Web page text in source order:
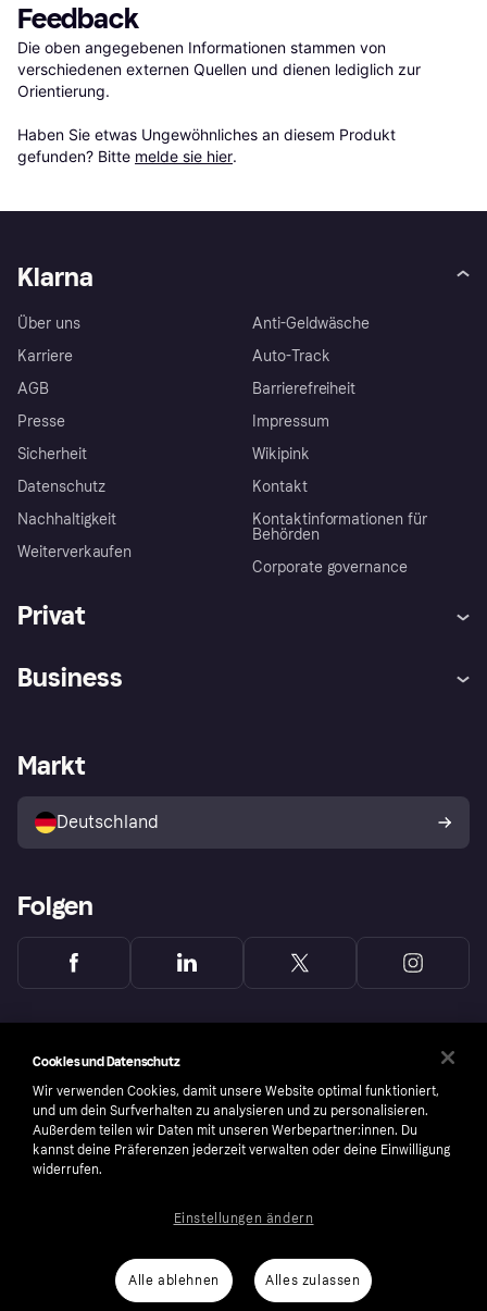
Feedback
Die oben angegebenen Informationen stammen von
verschiedenen externen Quellen und dienen lediglich zur
Orientierung.
Haben Sie etwas Ungewöhnliches an diesem Produkt
gefunden? Bitte melde sie hier.
Klarna
Über uns
Karriere
AGB
Presse
Sicherheit
Datenschutz
Nachhaltigkeit
Weiterverkaufen
Anti-Geldwäsche
Auto-Track
Barrierefreiheit
Impressum
Wikipink
Kontakt
Kontaktinformationen für
Behörden
Corporate governance
Privat
Klarna App
Shops entdecken
Käuferschutzrichtlinie
Dein Widerrufsrecht
Business
Händlerportal
Markt
Deutschland
Folgen
number: 556737-0431
Nutzungsbedingungen CookiesKlarna.com
Cookies und Datenschutz
Wir verwenden Cookies, damit unsere Website optimal funktioniert,
und um dein Surfverhalten zu analysieren und zu personalisieren.
Außerdem teilen wir Daten mit unseren Werbepartner:innen. Du
kannst deine Präferenzen jederzeit verwalten oder deine Einwilligung
widerrufen.
Alle ablehnen Alles zulassen
Einstellungen ändern